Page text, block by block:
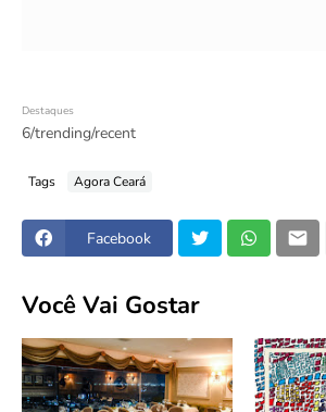
Destaques
6/trending/recent
Tags Agora Ceará
Facebook
Você Vai Gostar